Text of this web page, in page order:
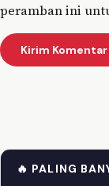
peramban ini
🔥 PALING